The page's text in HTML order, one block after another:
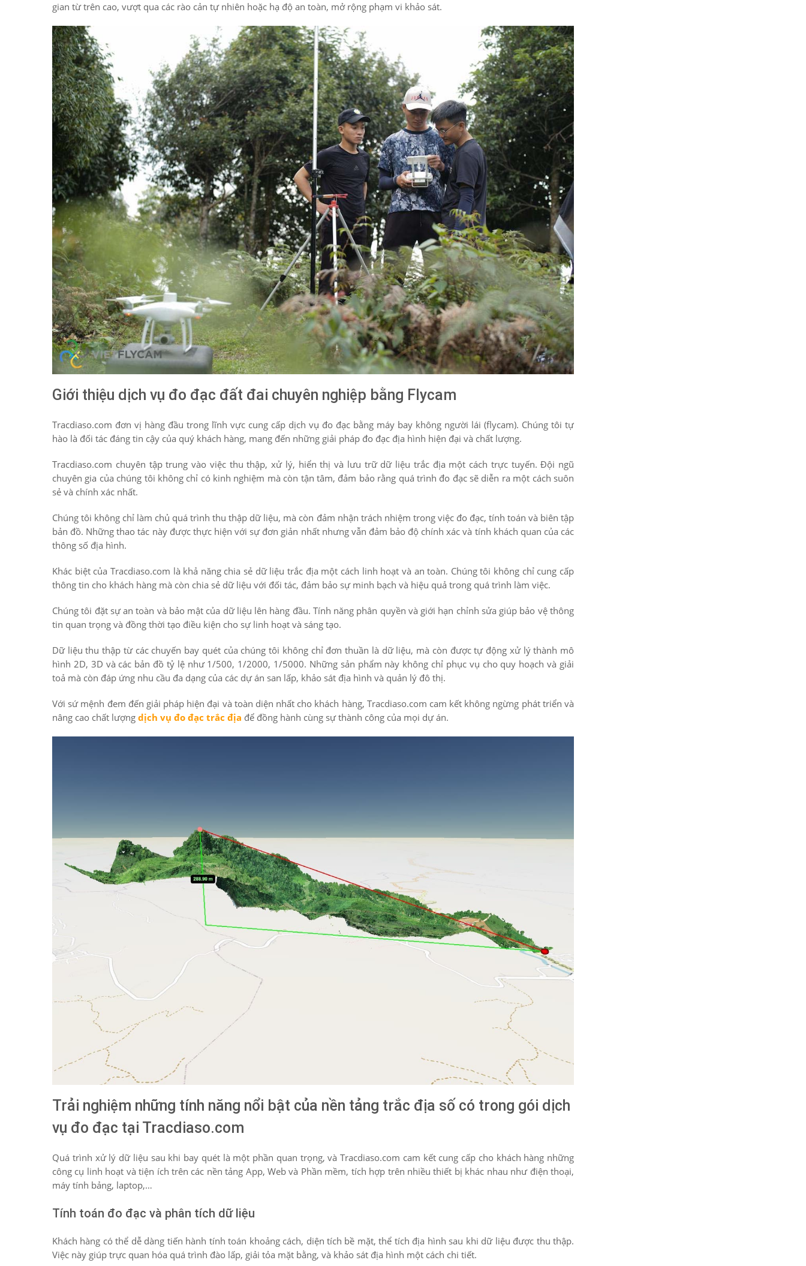
gian từ trên cao, vượt qua các rào cản tự nhiên hoặc hạ độ an toàn, mở rộng phạm vi khảo sát.
Giới thiệu dịch vụ đo đạc đất đai chuyên nghiệp bằng Flycam
Tracdiaso.com đơn vị hàng đầu trong lĩnh vực cung cấp dịch vụ đo đạc bằng máy bay không người lái (flycam). Chúng tôi tự
hào là đối tác đáng tin cậy của quý khách hàng, mang đến những giải pháp đo đạc địa hình hiện đại và chất lượng.
Tracdiaso.com chuyên tập trung vào việc thu thập, xử lý, hiển thị và lưu trữ dữ liệu trắc địa một cách trực tuyến. Đội ngũ
chuyên gia của chúng tôi không chỉ có kinh nghiệm mà còn tận tâm, đảm bảo rằng quá trình đo đạc sẽ diễn ra một cách suôn
sẻ và chính xác nhất.
Chúng tôi không chỉ làm chủ quá trình thu thập dữ liệu, mà còn đảm nhận trách nhiệm trong việc đo đạc, tính toán và biên tập
bản đồ. Những thao tác này được thực hiện với sự đơn giản nhất nhưng vẫn đảm bảo độ chính xác và tính khách quan của các
thông số địa hình.
Khác biệt của Tracdiaso.com là khả năng chia sẻ dữ liệu trắc địa một cách linh hoạt và an toàn. Chúng tôi không chỉ cung cấp
thông tin cho khách hàng mà còn chia sẻ dữ liệu với đối tác, đảm bảo sự minh bạch và hiệu quả trong quá trình làm việc.
Chúng tôi đặt sự an toàn và bảo mật của dữ liệu lên hàng đầu. Tính năng phân quyền và giới hạn chỉnh sửa giúp bảo vệ thông
tin quan trọng và đồng thời tạo điều kiện cho sự linh hoạt và sáng tạo.
Dữ liệu thu thập từ các chuyến bay quét của chúng tôi không chỉ đơn thuần là dữ liệu, mà còn được tự động xử lý thành mô
hình 2D, 3D và các bản đồ tỷ lệ như 1/500, 1/2000, 1/5000. Những sản phẩm này không chỉ phục vụ cho quy hoạch và giải
toả mà còn đáp ứng nhu cầu đa dạng của các dự án san lấp, khảo sát địa hình và quản lý đô thị.
Với sứ mệnh đem đến giải pháp hiện đại và toàn diện nhất cho khách hàng, Tracdiaso.com cam kết không ngừng phát triển và
nâng cao chất lượng dịch vụ đo đạc trắc địa để đồng hành cùng sự thành công của mọi dự án.
Trải nghiệm những tính năng nổi bật của nền tảng trắc địa số có trong gói dịch
vụ đo đạc tại Tracdiaso.com
Quá trình xử lý dữ liệu sau khi bay quét là một phần quan trọng, và Tracdiaso.com cam kết cung cấp cho khách hàng những
công cụ linh hoạt và tiện ích trên các nền tảng App, Web và Phần mềm, tích hợp trên nhiều thiết bị khác nhau như điện thoại,
máy tính bảng, laptop,…
Tính toán đo đạc và phân tích dữ liệu
Khách hàng có thể dễ dàng tiến hành tính toán khoảng cách, diện tích bề mặt, thể tích địa hình sau khi dữ liệu được thu thập.
Việc này giúp trực quan hóa quá trình đào lấp, giải tỏa mặt bằng, và khảo sát địa hình một cách chi tiết.